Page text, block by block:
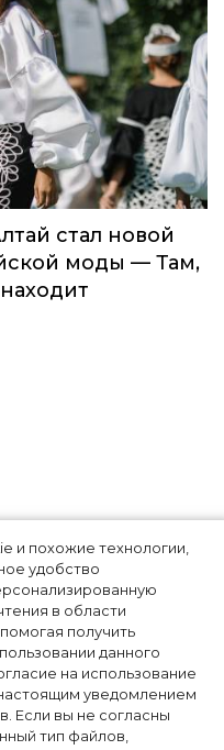
и похожие технологии,
удобство
в области
получить
данного
на использование
уведомлением
Если вы не согласны
тип файлов,
2026: World
объединит
на
в Москве
стал новой
моды — Там,